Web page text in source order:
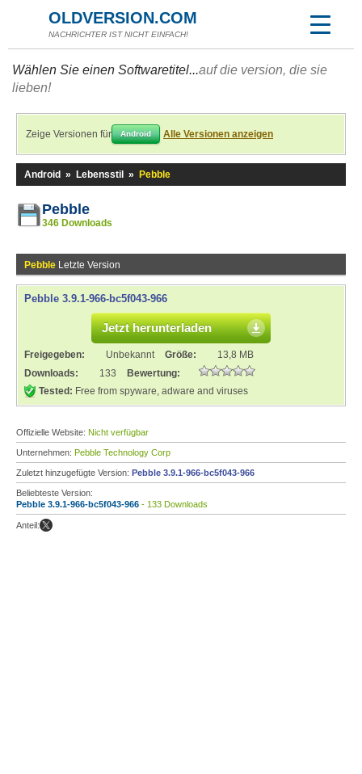
OLDVERSION.COM
NACHRICHTER IST NICHT EINFACH!
Wählen Sie einen Softwaretitel...auf die version, die sie
lieben!
Zeige Versionen für Android Alle Versionen anzeigen
Android » Lebensstil » Pebble
Pebble
346 Downloads
Pebble Letzte Version
Pebble 3.9.1-966-bc5f043-966
Jetzt herunterladen
Freigegeben: Unbekannt Größe:
13,8 MB
Downloads:
133
Bewertung:
Tested: Free from spyware, adware and viruses
Offizielle Website: Nicht verfügbar
Unternehmen: Pebble Technology Corp
Zuletzt hinzugefügte Version: Pebble 3.9.1-966-bc5f043-966
Beliebteste Version:
Pebble 3.9.1-966-bc5f043-966 - 133 Downloads
Anteil: